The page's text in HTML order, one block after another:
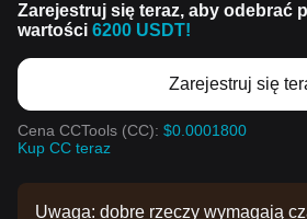
Zarejestruj się teraz, aby odebrać
wartości 6200 USDT!
Zarejestruj się
Cena CCTools (CC): $0.0001800
Kup CC teraz
Uwaga: dobre rzeczy wymagają